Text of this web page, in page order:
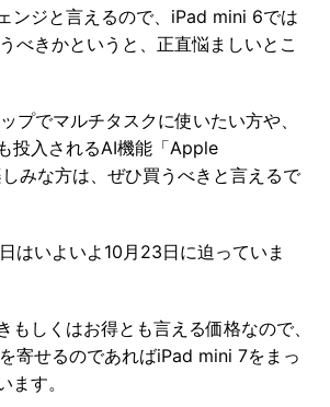
ンジと言えるので、iPad mini 6では
べきかというと、正直悩ましいとこ
プでマルチタスクに使いたい方や、
投入されるAI機能「Apple
みな方は、ぜひ買うべきと言えるで
はいよいよ10月23日に迫っていま
もしくはお得とも言える価格なので、
寄せるのであればiPad mini 7をまっ
ます。